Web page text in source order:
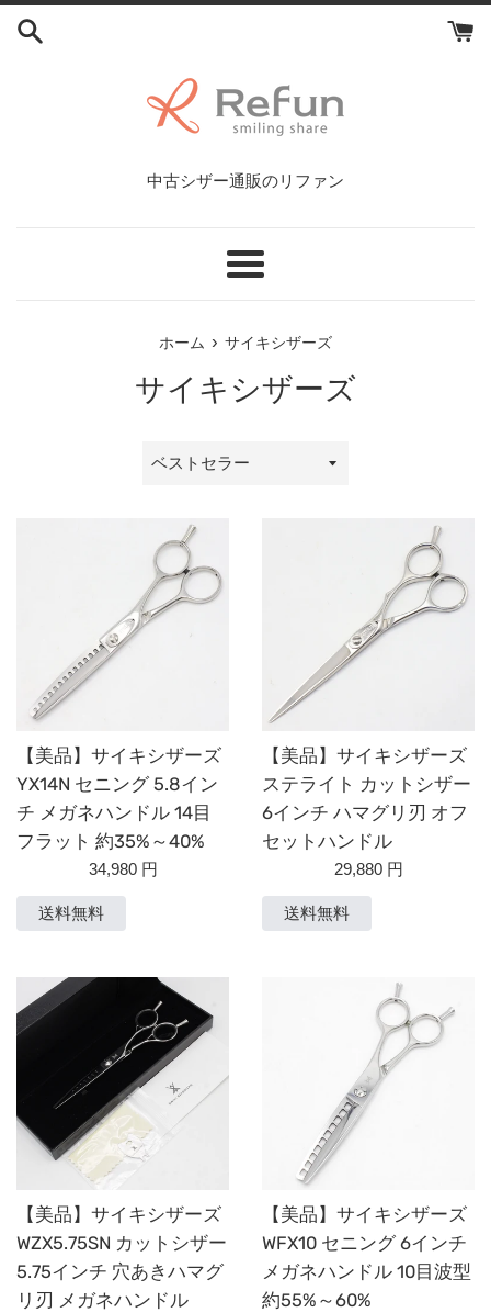
コ
中古シザー通販のリファン
メ
ー
ホーム › サイキシザーズ
サイキシザーズ
【美品】サイキシザーズ
YX14N セニング 5.8イン
チ メガネハンドル 14目
フラット 約35%～40%
通
常
価
34,980 円
送料無料
【美品】サイキシザーズ
ステライト カットシザー
6インチ ハマグリ刃 オフ
セットハンドル
通
常
価
29,880 円
送料無料
【美品】サイキシザーズ
WZX5.75SN カットシザー
5.75インチ 穴あきハマグ
リ刃 メガネハンドル
【美品】サイキシザーズ
WFX10 セニング 6インチ
メガネハンドル 10目波型
約55%～60%